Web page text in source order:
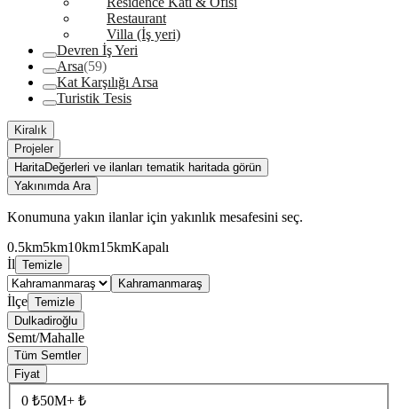
Restaurant
Villa (İş yeri)
Devren İş Yeri
Arsa(59)
Kat Karşılığı Arsa
Turistik Tesis
Kiralık
Projeler
HaritaDeğerleri ve ilanları tematik haritada görün
Yakınımda Ara
Konumuna yakın ilanlar için yakınlık mesafesini seç.
0.5km5km10km15kmKapalı
İl Temizle
Kahramanmaraş
İlçe Temizle
Dulkadiroğlu
Semt/Mahalle
Tüm Semtler
Fiyat
0 ₺50M+ ₺